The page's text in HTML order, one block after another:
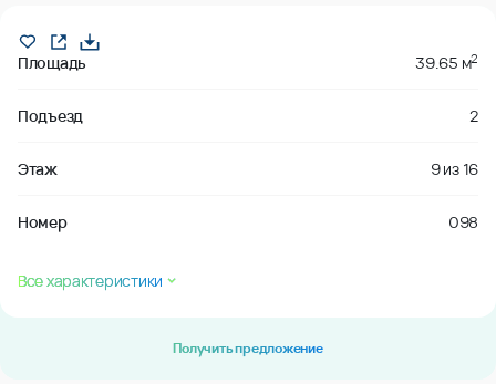
Площадь 39.65 м2
Подъезд 2
Этаж 9из16
Номер 098
Все характеристики
Получить предложение